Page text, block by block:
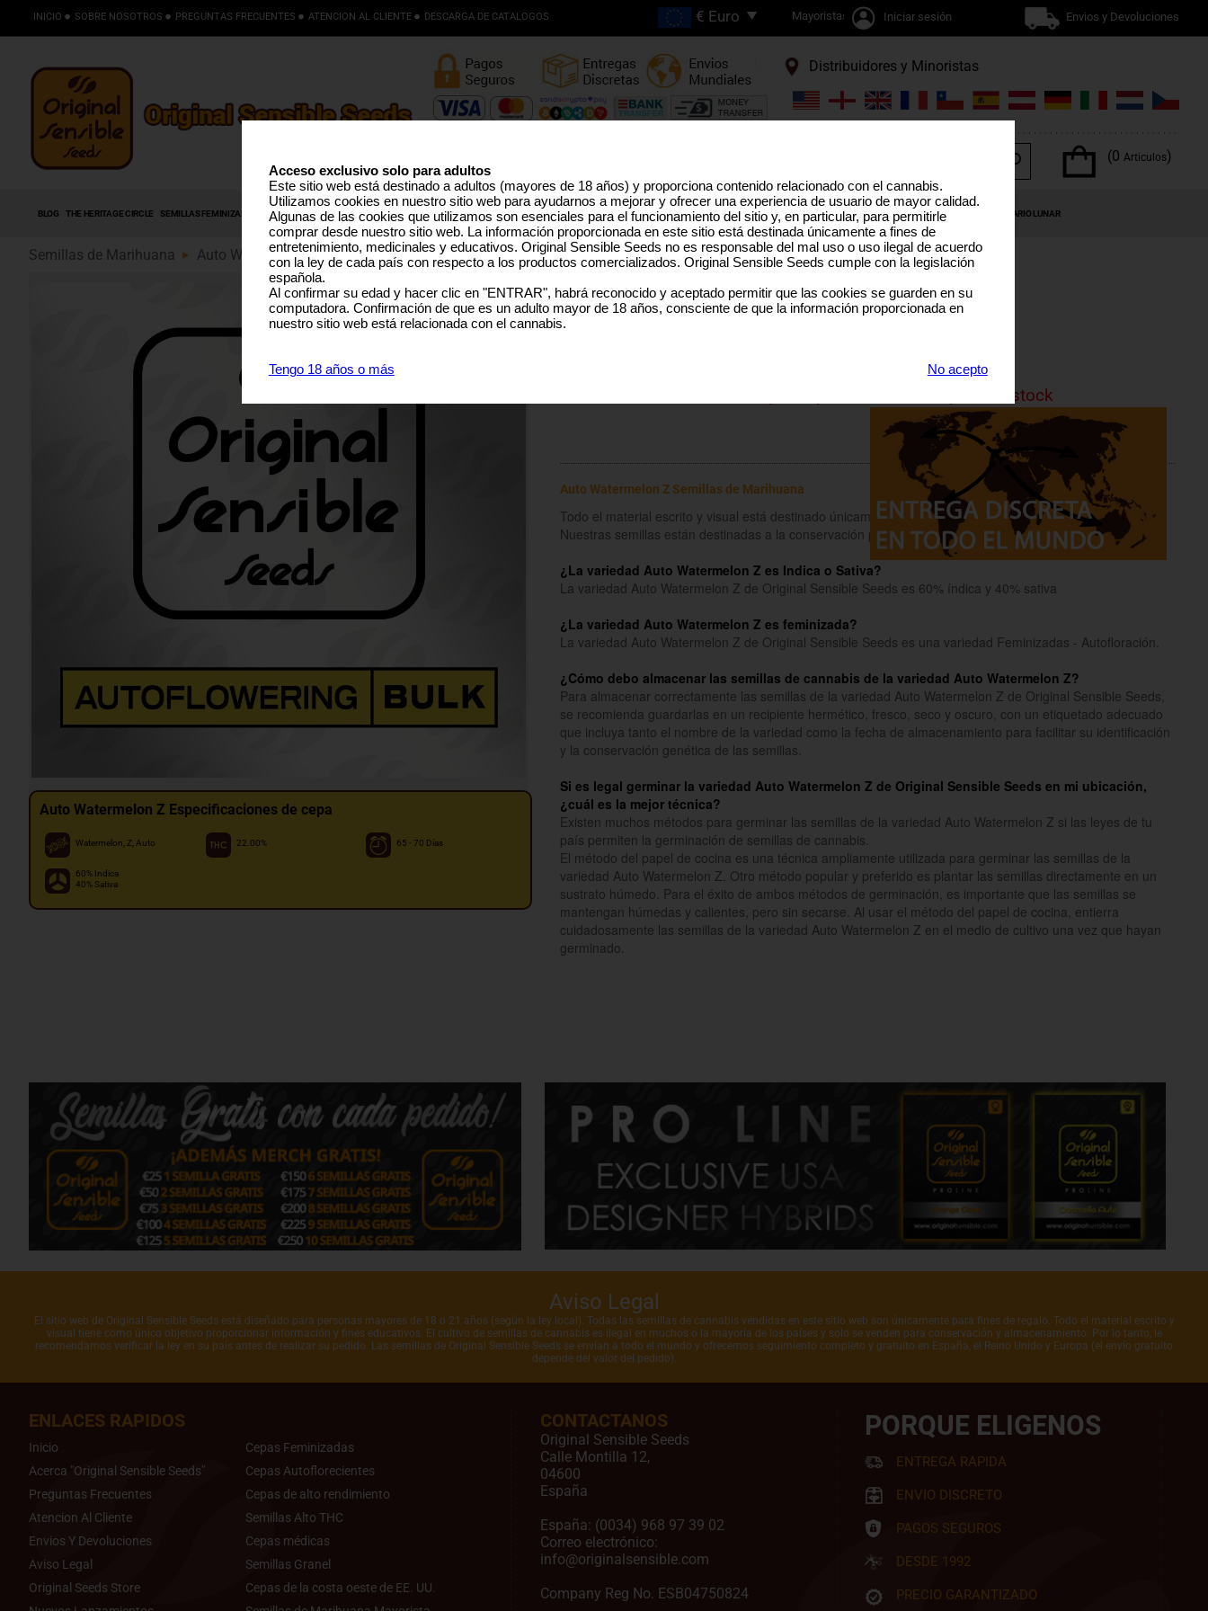
INICIO SOBRE NOSOTROS PREGUNTAS FRECUENTES ATENCION AL CLIENTE DESCARGA DE CATALOGOS Mayoristas Iniciar sesión Envios y Devoluciones
Distribuidores y Minoristas
(0 Articulos)
BLOG THE HERITAGE CIRCLE SEMILLAS FEMINIZADAS SEMILLAS AUTOFLORECIENTES SEMILLAS ALTO THC LÍNEA PRO SEMILLAS MEDICINAL SEMILLAS EEUU SEMILLAS GRANEL TERPENOS DEL CANNABIS OFERTAS ESPECIALES CALENDARIO LUNAR
Semillas de Marihuana Auto Watermelon Z (89)
Auto Watermelon Z Especificaciones de cepa
Watermelon, Z, Auto 22.00% 65 - 70 Días
60% Indica
40% Sativa
Auto Watermelon Z
Watermelonx Z x Auto
Sorry, this product is currenly out of stock
Auto Watermelon Z Semillas de Marihuana
Todo el material escrito y visual está destinado únicamente a fines informativos y educativos.
Nuestras semillas están destinadas a la conservación para coleccionistas y como souvenirs.Lee mas
¿La variedad Auto Watermelon Z es Indica o Sativa?
La variedad Auto Watermelon Z de Original Sensible Seeds es 60% índica y 40% sativa
¿La variedad Auto Watermelon Z es feminizada?
La variedad Auto Watermelon Z de Original Sensible Seeds es una variedad Feminizadas - Autofloración.
¿Cómo debo almacenar las semillas de cannabis de la variedad Auto Watermelon Z?
Para almacenar correctamente las semillas de la variedad Auto Watermelon Z de Original Sensible Seeds,
se recomienda guardarlas en un recipiente hermético, fresco, seco y oscuro, con un etiquetado adecuado
que incluya tanto el nombre de la variedad como la fecha de almacenamiento para facilitar su identificación
y la conservación genética de las semillas.
Si es legal germinar la variedad Auto Watermelon Z de Original Sensible Seeds en mi ubicación,
¿cuál es la mejor técnica?
Existen muchos métodos para germinar las semillas de la variedad Auto Watermelon Z si las leyes de tu
país permiten la germinación de semillas de cannabis.
El método del papel de cocina es una técnica ampliamente utilizada para germinar las semillas de la
variedad Auto Watermelon Z. Otro método popular y preferido es plantar las semillas directamente en un
sustrato húmedo. Para el éxito de ambos métodos de germinación, es importante que las semillas se
mantengan húmedas y calientes, pero sin secarse. Al usar el método del papel de cocina, entierra
cuidadosamente las semillas de la variedad Auto Watermelon Z en el medio de cultivo una vez que hayan
germinado.
Aviso Legal
El sitio web de Original Sensible Seeds está diseñado para personas mayores de 18 o 21 años (según la ley local). Todas las semillas de cannabis vendidas en este sitio web son únicamente para fines de regalo. Todo el material escrito y
visual tiene como único objetivo proporcionar información y fines educativos. El cultivo de semillas de cannabis es ilegal en muchos o la mayoría de los países y solo se venden para conservación y almacenamiento. Por lo tanto, le
recomendamos verificar la ley en su país antes de realizar su pedido. Las semillas de Original Sensible Seeds se envían a todo el mundo y ofrecemos seguimiento completo y gratuito en España, el Reino Unido y Europa (el envío gratuito
depende del valor del pedido).
ENLACES RAPIDOS
Inicio
Acerca "Original Sensible Seeds"
Preguntas Frecuentes
Atencion Al Cliente
Envios Y Devoluciones
Aviso Legal
Original Seeds Store
Cepas Feminizadas
Cepas Autoflorecientes
Cepas de alto rendimiento
Semillas Alto THC
Cepas médicas
Semillas Granel
Cepas de la costa oeste de EE. UU.
CONTACTANOS
Original Sensible Seeds
Calle Montilla 12,
04600
España
España: (0034) 968 97 39 02
Correo electrónico:
info@originalsensible.com
Company Reg No. ESB04750824
PORQUE ELIGENOS
ENTREGA RAPIDA
ENVIO DISCRETO
PAGOS SEGUROS
DESDE 1992
PRECIO GARANTIZADO
Acceso exclusivo solo para adultos
Este sitio web está destinado a adultos (mayores de 18 años) y proporciona contenido relacionado con el cannabis.
Utilizamos cookies en nuestro sitio web para ayudarnos a mejorar y ofrecer una experiencia de usuario de mayor calidad.
Algunas de las cookies que utilizamos son esenciales para el funcionamiento del sitio y, en particular, para permitirle
comprar desde nuestro sitio web. La información proporcionada en este sitio está destinada únicamente a fines de
entretenimiento, medicinales y educativos. Original Sensible Seeds no es responsable del mal uso o uso ilegal de acuerdo
con la ley de cada país con respecto a los productos comercializados. Original Sensible Seeds cumple con la legislación
española.
Al confirmar su edad y hacer clic en "ENTRAR", habrá reconocido y aceptado permitir que las cookies se guarden en su
computadora. Confirmación de que es un adulto mayor de 18 años, consciente de que la información proporcionada en
nuestro sitio web está relacionada con el cannabis.
Tengo 18 años o más No acepto